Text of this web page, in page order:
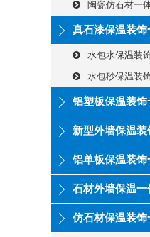
陶瓷仿石材一
真石漆保温装饰
水包水保温装
水包砂保温装
铝塑板保温装饰
新型外墙保温装
铝单板保温装饰
石材外墙保温一
仿石材保温装饰